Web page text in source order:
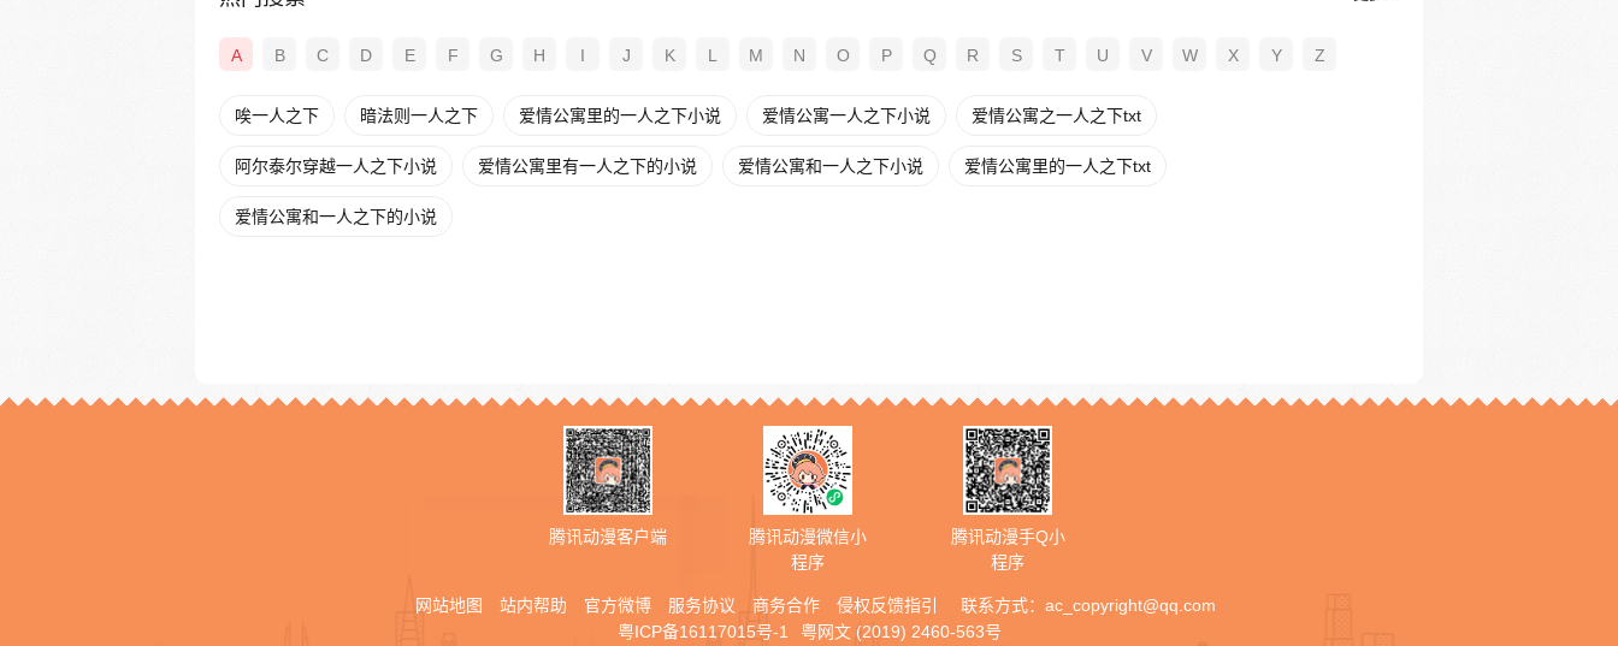
A B C D E F G H I J K L M N O P Q R S T U V W X Y Z
唉一人之下 暗法则一人之下 爱情公寓里的一人之下小说 爱情公寓一人之下小说 爱情公寓之一人之下txt
阿尔泰尔穿越一人之下小说 爱情公寓里有一人之下的小说 爱情公寓和一人之下小说 爱情公寓里的一人之下txt
爱情公寓和一人之下的小说
腾讯动漫客户端
腾讯动漫微信小
程序
腾讯动漫手Q小
程序
网站地图 站内帮助 官方微博 服务协议 商务合作 侵权反馈指引 联系方式： ac_copyright@qq.com
粤ICP备16117015号-1
粤网文 (2019) 2460-563号